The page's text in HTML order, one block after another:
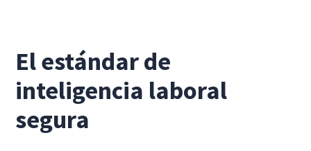
El estándar de
inteligencia laboral
segura